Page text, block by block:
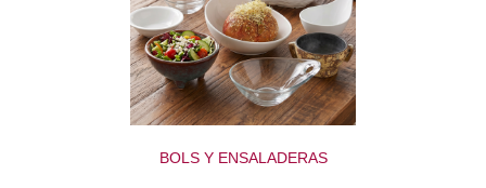
BOLS Y ENSALADERAS